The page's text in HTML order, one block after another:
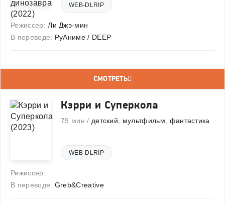
WEB-DLRIP
Режиссер: Ли Джэ-мин
В переводе: РуАниме / DEEP
СМОТРЕТЬ
Кэрри и Суперкола
79 мин / детский мультфильм фантастика
WEB-DLRIP
Режиссер:
В переводе: Greb&Creative